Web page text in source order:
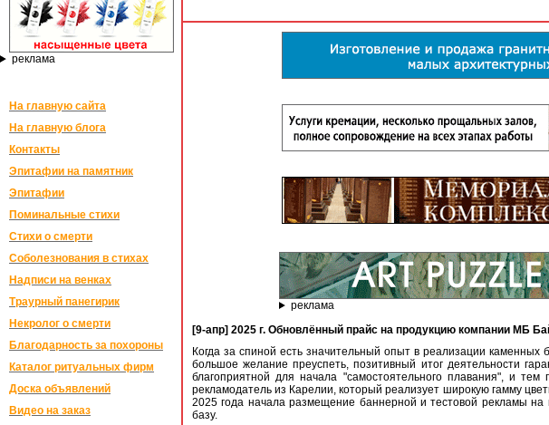
реклама
На главную сайта
На главную блога
Контакты
Эпитафии на памятник
Эпитафии
Поминальные стихи
Стихи о смерти
Соболезнования в стихах
Надписи на венках
Траурный панегирик
Некролог о смерти
Благодарность за похороны
Каталог ритуальных фирм
Доска объявлений
Видео на заказ
реклама
[9-апр] 2025 г. Обновлённый прайс на продукцию компании МБ
Когда за спиной есть значительный опыт в реализации
большое желание преуспеть, позитивный итог деятельности
благоприятной для начала "самостоятельного плавания", и
рекламодатель из Карелии, который реализует широкую гамму
2025 года начала размещение баннерной и тестовой рекламы
базу.